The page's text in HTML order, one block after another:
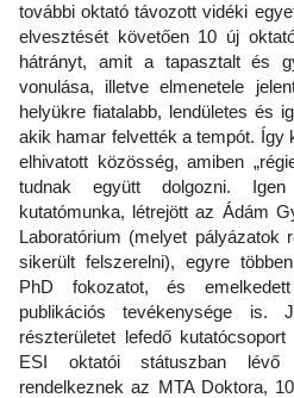
további oktató távozott vidéki
elvesztését követően 10 új
hátrányt, amit a tapasztalt és
vonulása, illetve elmenetele
helyükre fiatalabb, lendületes és
akik hamar felvették a tempót. Így
elhivatott közösség, amiben
tudnak együtt dolgozni.
kutatómunka, létrejött az Ádám
Laboratórium (melyet pályázatok
sikerült felszerelni), egyre
PhD fokozatot, és
publikációs tevékenysége is.
részterületet lefedő
ESI oktatói státuszban lévő
rendelkeznek az MTA Doktora,